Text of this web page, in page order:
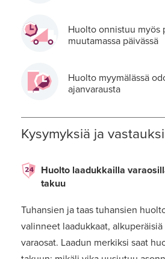
Huolto onnistuu myös
muutamassa päivässä
Huolto myymälässä
ajanvarausta
Kysymyksiä ja
Huolto laadukkailla
takuu
Tuhansien ja taas tuhansien
valinneet laadukkaat, alkuperäisiä
varaosat. Laadun merkiksi saat